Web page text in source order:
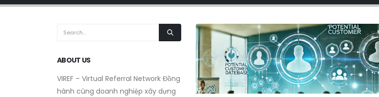
ABOUT US
VIREF – Virtual Referral Network Đồng
hành cùng doanh nghiệp xây dựng